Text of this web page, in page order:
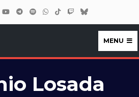
MENU
Losada